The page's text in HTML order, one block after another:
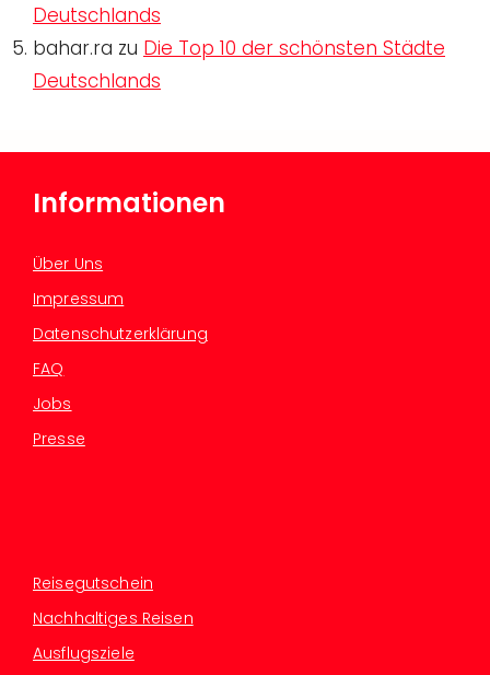
Deutschlands
bahar.ra zu Die Top 10 der schönsten Städte
Deutschlands
Informationen
Über Uns
Impressum
Datenschutzerklärung
FAQ
Jobs
Presse
Reisegutschein
Nachhaltiges Reisen
Ausflugsziele